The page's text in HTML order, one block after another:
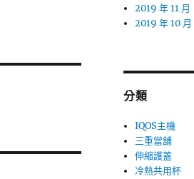
2019 年 11 月
2019 年 10 月
分類
IQOS主機
三重當舖
伸縮護蓋
冷熱共用杯